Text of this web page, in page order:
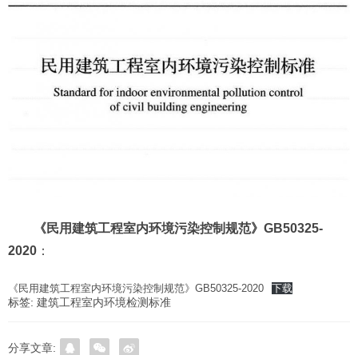
《民用建筑工程室内环境污染控制规范》GB50325-
2020 ：
《民用建筑工程室内环境污染控制规范》GB50325-2020 下载
标签: 建筑工程室内环境检测标准
分享文章: